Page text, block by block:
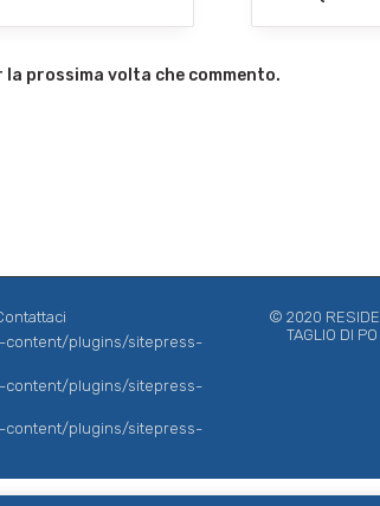
la prossima volta che commento.
content/plugins/sitepress-
content/plugins/sitepress-
content/plugins/sitepress-
© 2020
TAGLIO DI